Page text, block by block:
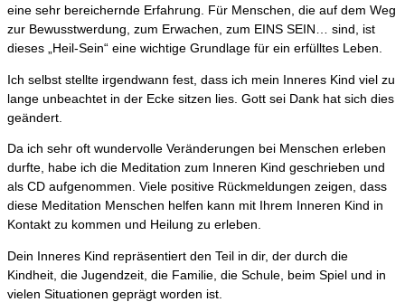
eine sehr bereichernde Erfahrung. Für Menschen, die auf dem Weg
zur Bewusstwerdung, zum Erwachen, zum EINS SEIN… sind, ist
dieses „Heil-Sein“ eine wichtige Grundlage für ein erfülltes Leben.
Ich selbst stellte irgendwann fest, dass ich mein Inneres Kind viel zu
lange unbeachtet in der Ecke sitzen lies. Gott sei Dank hat sich dies
geändert.
Da ich sehr oft wundervolle Veränderungen bei Menschen erleben
durfte, habe ich die Meditation zum Inneren Kind geschrieben und
als CD aufgenommen. Viele positive Rückmeldungen zeigen, dass
diese Meditation Menschen helfen kann mit Ihrem Inneren Kind in
Kontakt zu kommen und Heilung zu erleben.
Dein Inneres Kind repräsentiert den Teil in dir, der durch die
Kindheit, die Jugendzeit, die Familie, die Schule, beim Spiel und in
vielen Situationen geprägt worden ist.